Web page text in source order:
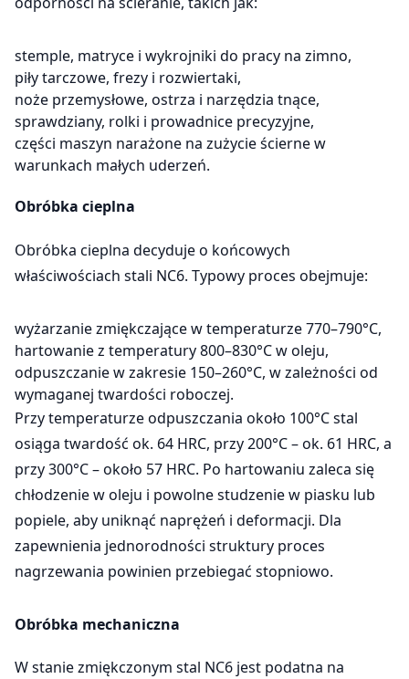
stemple, matryce i wykrojniki do pracy na zimno,
piły tarczowe, frezy i rozwiertaki,
noże przemysłowe, ostrza i narzędzia tnące,
sprawdziany, rolki i prowadnice precyzyjne,
części maszyn narażone na zużycie ścierne w
warunkach małych uderzeń.
Obróbka cieplna
Obróbka cieplna decyduje o końcowych
właściwościach stali NC6. Typowy proces obejmuje:
wyżarzanie zmiękczające w temperaturze 770–790°C,
hartowanie z temperatury 800–830°C w oleju,
odpuszczanie w zakresie 150–260°C, w zależności od
wymaganej twardości roboczej.
Przy temperaturze odpuszczania około 100°C stal
osiąga twardość ok. 64 HRC, przy 200°C – ok. 61 HRC, a
przy 300°C – około 57 HRC. Po hartowaniu zaleca się
chłodzenie w oleju i powolne studzenie w piasku lub
popiele, aby uniknąć naprężeń i deformacji. Dla
zapewnienia jednorodności struktury proces
nagrzewania powinien przebiegać stopniowo.
Obróbka mechaniczna
W stanie zmiękczonym stal NC6 jest podatna na